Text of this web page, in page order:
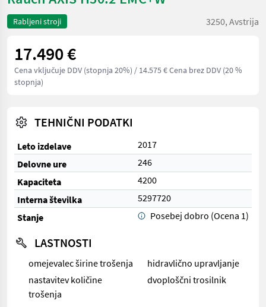
Rabljeni stroji 3250, Avstrija
17.490 €
Cena vključuje DDV (stopnja 20%) / 14.575 € Cena brez DDV (20 %
stopnja)
TEHNIČNI PODATKI
Leto izdelave
2017
Delovne ure
246
Kapaciteta
4200
Interna številka
5297720
Stanje
Posebej dobro (Ocena 1)
LASTNOSTI
omejevalec širine trošenja
hidravlično upravljanje
nastavitev količine
trošenja
dvoploščni trosilnik